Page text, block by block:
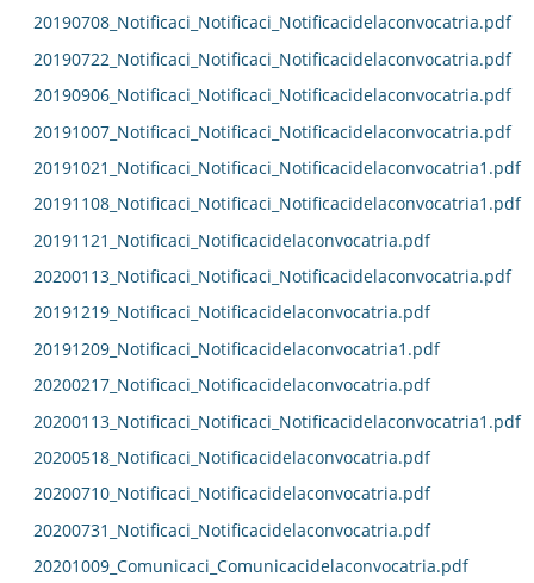
20190708_Notificaci_Notificaci_Notificacidelaconvocatria.pdf
20190722_Notificaci_Notificaci_Notificacidelaconvocatria.pdf
20190906_Notificaci_Notificaci_Notificacidelaconvocatria.pdf
20191007_Notificaci_Notificaci_Notificacidelaconvocatria.pdf
20191021_Notificaci_Notificaci_Notificacidelaconvocatria1.pdf
20191108_Notificaci_Notificaci_Notificacidelaconvocatria1.pdf
20191121_Notificaci_Notificacidelaconvocatria.pdf
20200113_Notificaci_Notificaci_Notificacidelaconvocatria.pdf
20191219_Notificaci_Notificacidelaconvocatria.pdf
20191209_Notificaci_Notificacidelaconvocatria1.pdf
20200217_Notificaci_Notificacidelaconvocatria.pdf
20200113_Notificaci_Notificaci_Notificacidelaconvocatria1.pdf
20200518_Notificaci_Notificacidelaconvocatria.pdf
20200710_Notificaci_Notificacidelaconvocatria.pdf
20200731_Notificaci_Notificacidelaconvocatria.pdf
20201009_Comunicaci_Comunicacidelaconvocatria.pdf